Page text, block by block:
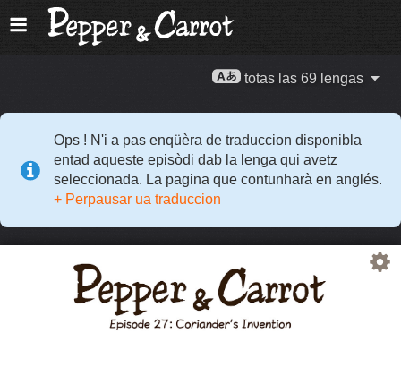
totas las 69 lengas
Ops ! N'i a pas enqüèra de traduccion disponibla
entad aqueste episòdi dab la lenga qui avetz
seleccionada. La pagina que contunharà en anglés.
+ Perpausar ua traduccion